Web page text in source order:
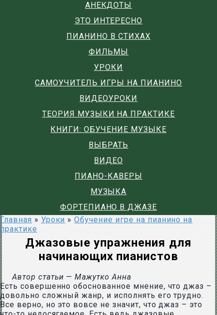
АНЕКДОТЫ
ЭТО ИНТЕРЕСНО
ПИАНИНО В СТИХАХ
ФИЛЬМЫ
УРОКИ
САМОУЧИТЕЛЬ ИГРЫ НА ПИАНИНО
ВИДЕОУРОКИ
ТЕОРИЯ МУЗЫКИ НА ПРАКТИКЕ
КНИГИ: ОБУЧЕНИЕ МУЗЫКЕ
ВЫБРАТЬ
ВИДЕО
ПИАНО-КАВЕРЫ
МУЗЫКА
ФОРТЕПИАНО В ДЖАЗЕ
Главная » Уроки » Обучение игре на пианино на
практике
Джазовые упражнения для
начинающих пианистов
Автор статьи — Мажутко Анна
Есть совершенно обоснованное мнение, что джаз –
довольно сложный жанр, и исполнять его трудно.
Все верно, но это вовсе не значит, что джаз – это